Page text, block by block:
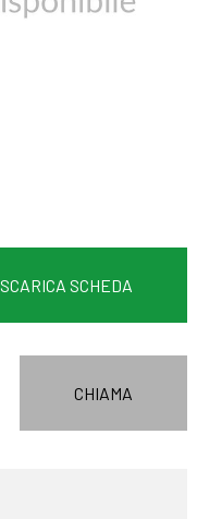
SCARICA SCHEDA
CHIAMA